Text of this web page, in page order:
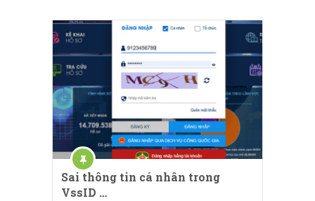
Sai thông tin cá nhân trong
VssID …